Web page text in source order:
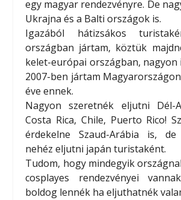
egy magyar rendezvényre. De
Ukrajna és a Balti országok is.
Igazából hátizsákos
országban jártam, köztük
kelet-európai országban, nagyon
2007-ben jártam
éve ennek.
Nagyon szeretnék eljutni Dél-
Costa Rica, Chile, Puerto Rico!
érdekelne Szaud-Arábia is,
nehéz eljutni japán turistaként.
Tudom, hogy mindegyik
cosplayes rendezvényei
boldog lennék ha eljuthatnék